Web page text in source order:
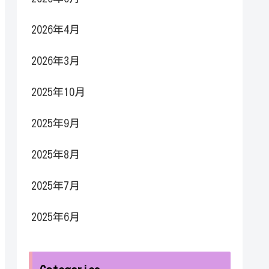
2026年4月
2026年3月
2025年10月
2025年9月
2025年8月
2025年7月
2025年6月